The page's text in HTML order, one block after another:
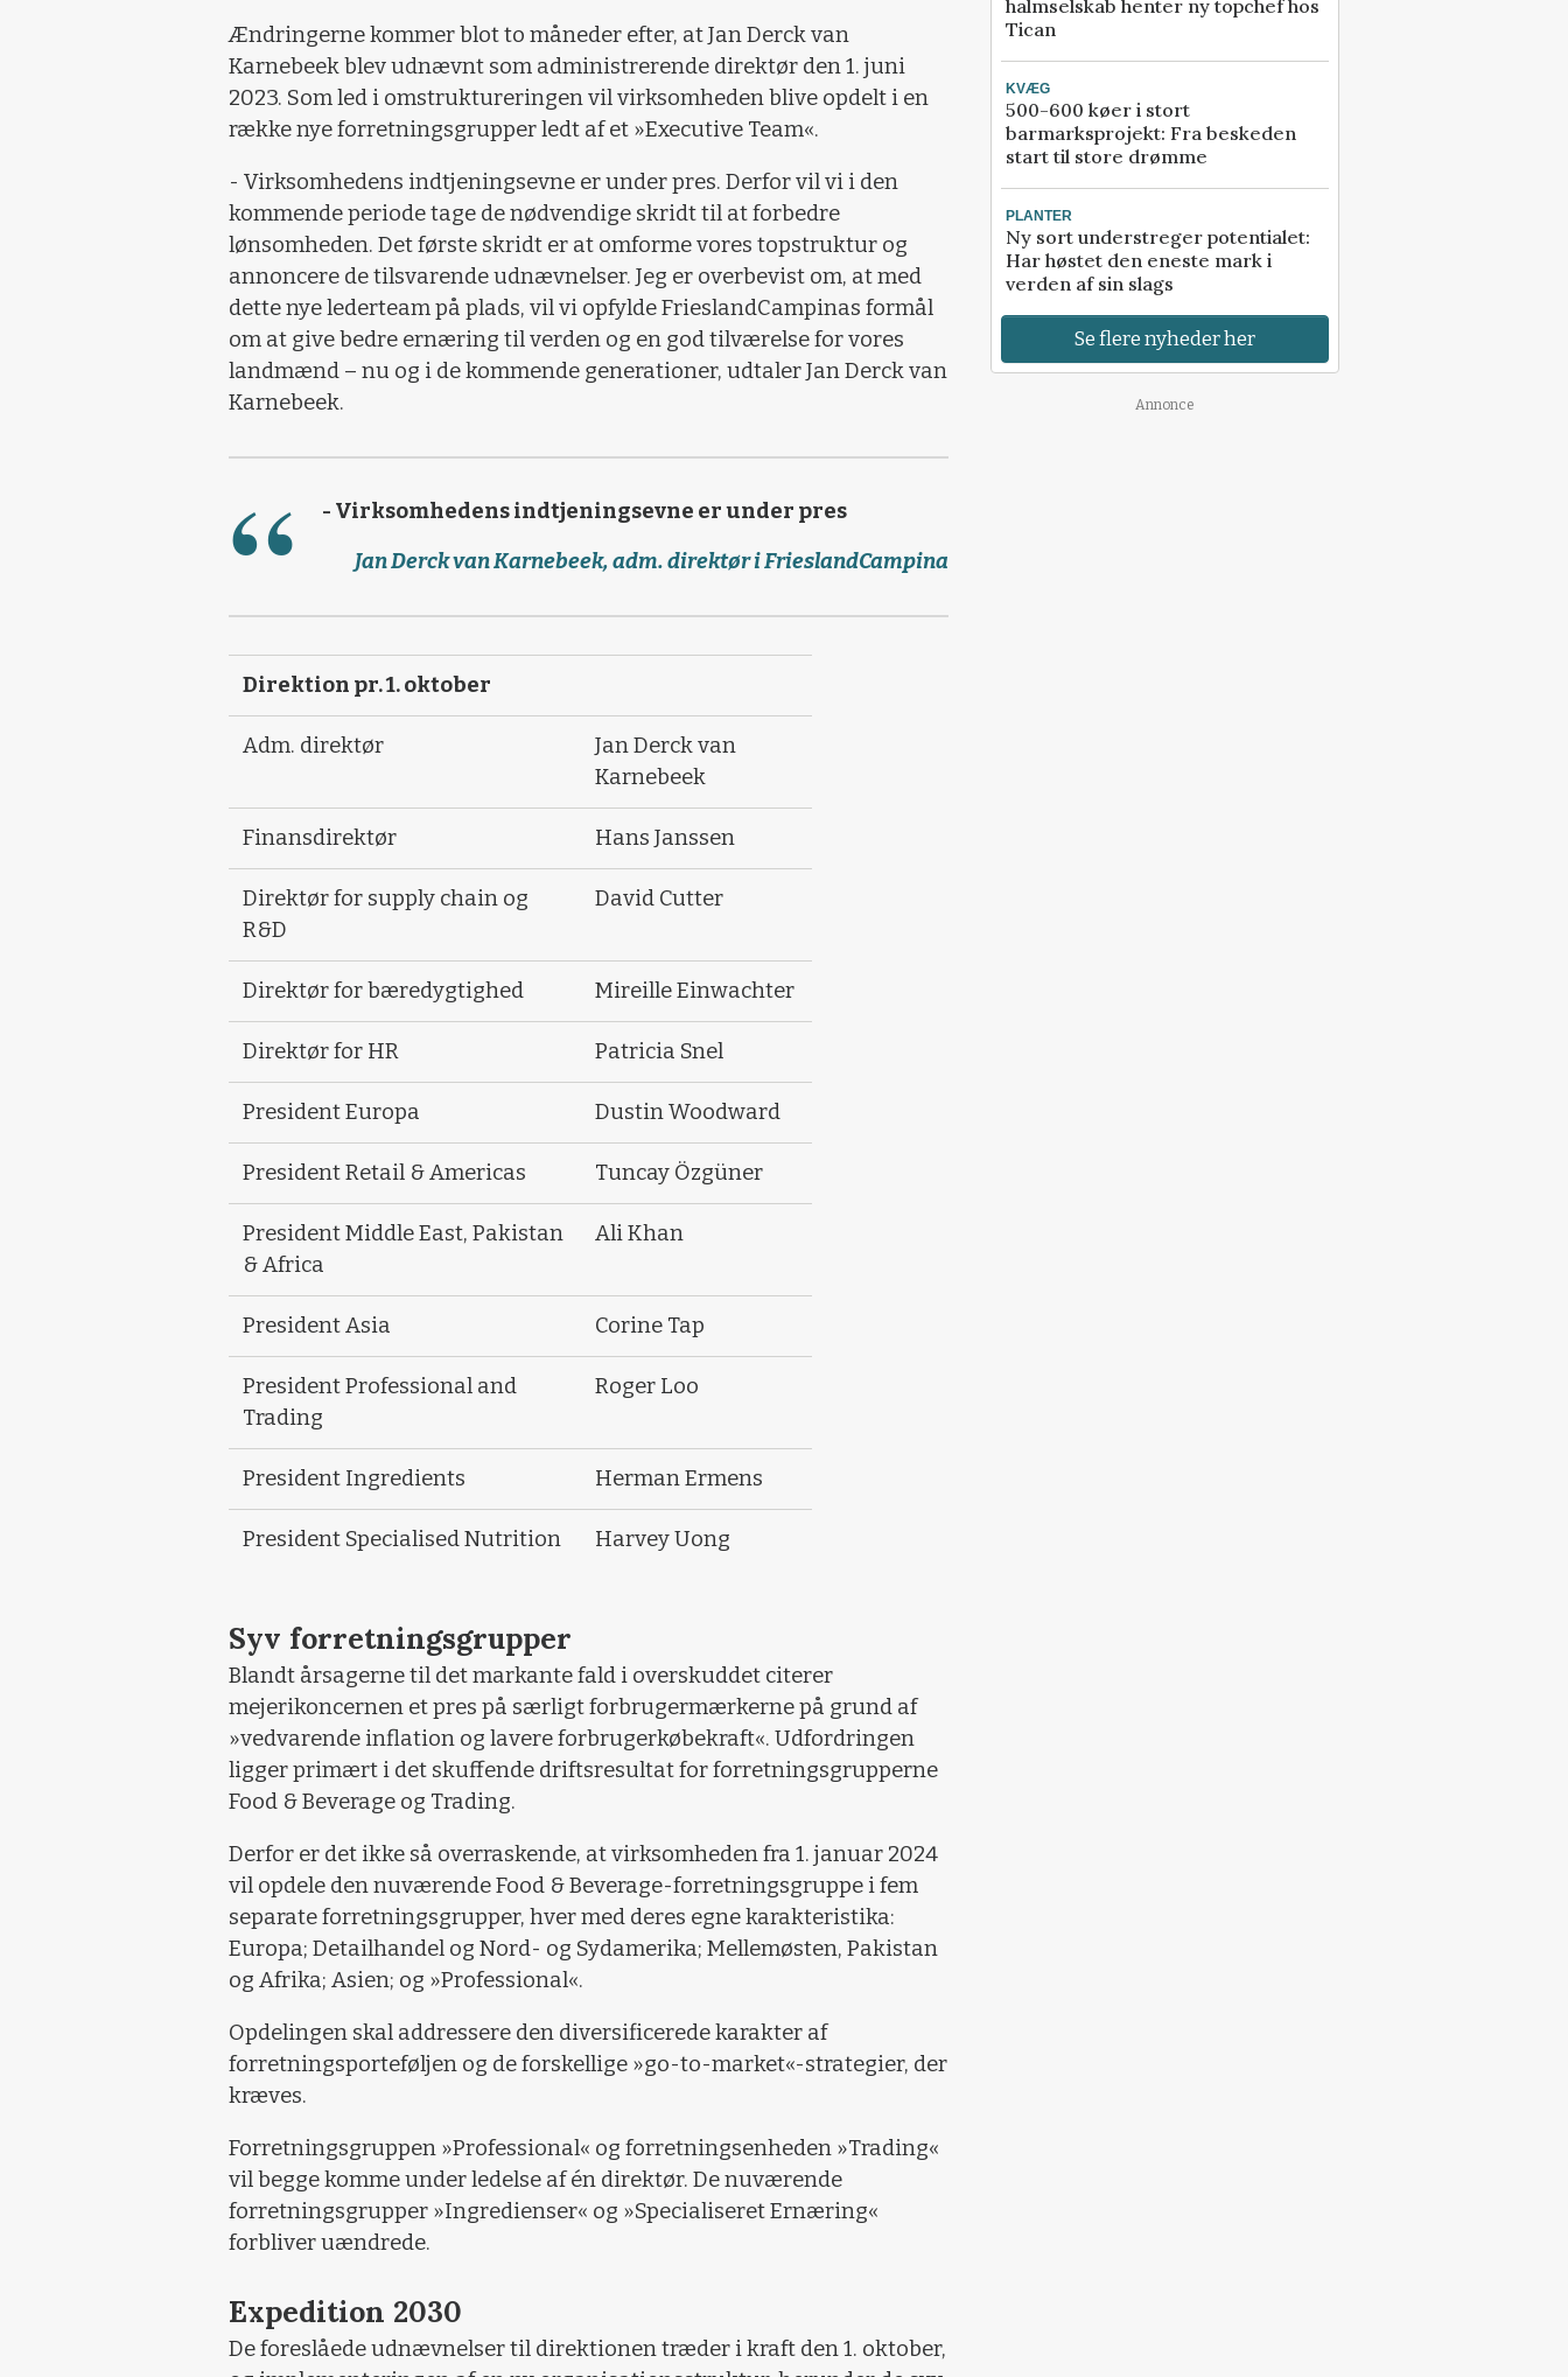
Ændringerne kommer blot to måneder efter, at Jan Derck van
Karnebeek blev udnævnt som administrerende direktør den 1. juni
2023. Som led i omstruktureringen vil virksomheden blive opdelt i en
række nye forretningsgrupper ledt af et »Executive Team«.
- Virksomhedens indtjeningsevne er under pres. Derfor vil vi i den
kommende periode tage de nødvendige skridt til at forbedre
lønsomheden. Det første skridt er at omforme vores topstruktur og
annoncere de tilsvarende udnævnelser. Jeg er overbevist om, at med
dette nye lederteam på plads, vil vi opfylde FrieslandCampinas formål
om at give bedre ernæring til verden og en god tilværelse for vores
landmænd – nu og i de kommende generationer, udtaler Jan Derck van
Karnebeek.
- Virksomhedens indtjeningsevne er under pres
Jan Derck van Karnebeek, adm. direktør i FrieslandCampina
Direktion pr. 1. oktober
Adm. direktør
Jan Derck van
Karnebeek
Finansdirektør Hans Janssen
Direktør for supply chain og
R&D
David Cutter
Direktør for bæredygtighed Mireille Einwachter
Direktør for HR Patricia Snel
President Europa Dustin Woodward
President Retail & Americas Tuncay Özgüner
President Middle East, Pakistan
& Africa
Ali Khan
President Asia Corine Tap
President Professional and
Trading
Roger Loo
President Ingredients Herman Ermens
President Specialised Nutrition Harvey Uong
Syv forretningsgrupper
Blandt årsagerne til det markante fald i overskuddet citerer
mejerikoncernen et pres på særligt forbrugermærkerne på grund af
»vedvarende inflation og lavere forbrugerkøbekraft«. Udfordringen
ligger primært i det skuffende driftsresultat for forretningsgrupperne
Food & Beverage og Trading.
Derfor er det ikke så overraskende, at virksomheden fra 1. januar 2024
vil opdele den nuværende Food & Beverage-forretningsgruppe i fem
separate forretningsgrupper, hver med deres egne karakteristika:
Europa; Detailhandel og Nord- og Sydamerika; Mellemøsten, Pakistan
og Afrika; Asien; og »Professional«.
Opdelingen skal addressere den diversificerede karakter af
forretningsporteføljen og de forskellige »go-to-market«-strategier, der
kræves.
Forretningsgruppen »Professional« og forretningsenheden »Trading«
vil begge komme under ledelse af én direktør. De nuværende
forretningsgrupper »Ingredienser« og »Specialiseret Ernæring«
forbliver uændrede.
Expedition 2030
De foreslåede udnævnelser til direktionen træder i kraft den 1. oktober,
halmselskab henter ny topchef hos
Tican
KVÆG
500-600 køer i stort
barmarksprojekt: Fra beskeden
start til store drømme
PLANTER
Ny sort understreger potentialet:
Har høstet den eneste mark i
verden af sin slags
Se flere nyheder her
Annonce